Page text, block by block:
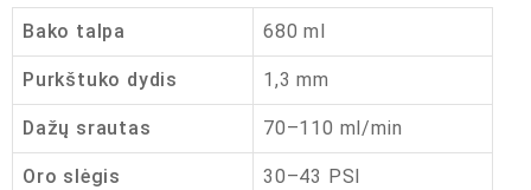
Bako talpa 680 ml
Purkštuko dydis 1,3 mm
Dažų srautas 70–110 ml/min
Oro slėgis 30–43 PSI